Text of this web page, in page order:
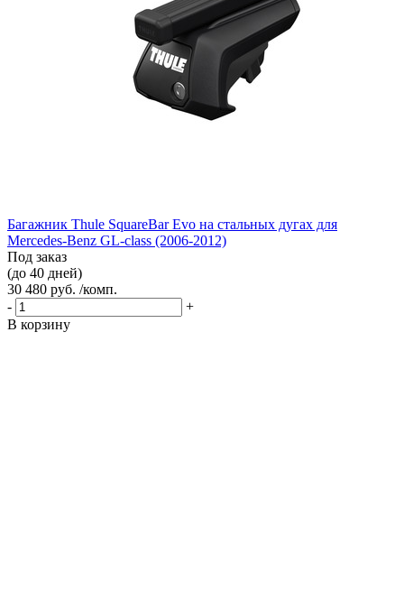
Багажник Thule SquareBar Evo на стальных дугах для
Mercedes-Benz GL-class (2006-2012)
Под заказ
(до 40 дней)
30 480 руб. /комп.
-
+
В корзину